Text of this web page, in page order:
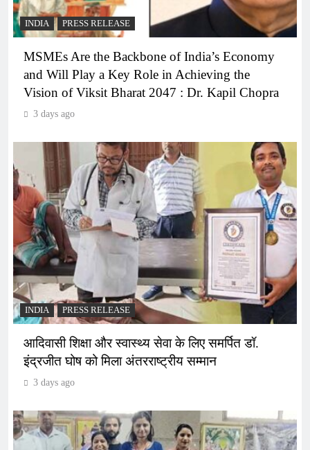
INDIA PRESS RELEASE
MSMEs Are the Backbone of India’s Economy
and Will Play a Key Role in Achieving the
Vision of Viksit Bharat 2047 : Dr. Kapil Chopra
3 days ago
INDIA PRESS RELEASE
आदिवासी शिक्षा और स्वास्थ्य सेवा के लिए समर्पित डॉ.
इंद्रजीत घोष को मिला अंतरराष्ट्रीय सम्मान
3 days ago